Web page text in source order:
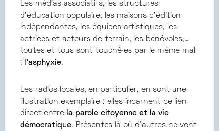
Les médias associatifs, les structures
d’éducation populaire, les maisons d’édition
indépendantes, les équipes artistiques, les
actrices et acteurs de terrain, les bénévoles,…
toutes et tous sont touché∙es par le même mal
:
l’asphyxie.
Les radios locales, en particulier, en sont une
illustration exemplaire : elles incarnent ce lien
direct entre
la parole citoyenne et la vie
démocratique. Présentes là où d’autres ne vont